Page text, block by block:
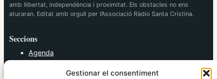
Gestionar el consentiment
amb llibertat, independència i proximitat. Els obstacles no ens
aturaran. Editat amb orgull per l’Associació Ràdio Santa Cristina.
Seccions
Agenda